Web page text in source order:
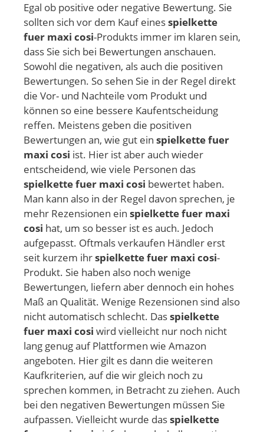
Egal ob positive oder negative Bewertung. Sie
sollten sich vor dem Kauf einesspielkette
fuer maxi cosi-Produkts immer im klaren sein,
dass Sie sich bei Bewertungen anschauen.
Sowohl die negativen, als auch die positiven
Bewertungen. So sehen Sie in der Regel direkt
die Vor- und Nachteile vom Produkt und
können so eine bessere Kaufentscheidung
reffen. Meistens geben die positiven
Bewertungen an, wie gut ein spielkette fuer
maxi cosi ist. Hier ist aber auch wieder
entscheidend, wie viele Personen das
spielkette fuer maxi cosi bewertet haben.
Man kann also in der Regel davon sprechen, je
mehr Rezensionen ein spielkette fuer maxi
cosi hat, um so besser ist es auch. Jedoch
aufgepasst. Oftmals verkaufen Händler erst
seit kurzem ihrspielkette fuer maxi cosi-
Produkt. Sie haben also noch wenige
Bewertungen, liefern aber dennoch ein hohes
Maß an Qualität. Wenige Rezensionen sind also
nicht automatisch schlecht. Dasspielkette
fuer maxi cosi wird vielleicht nur noch nicht
lang genug auf Plattformen wie Amazon
angeboten. Hier gilt es dann die weiteren
Kaufkriterien, auf die wir gleich noch zu
sprechen kommen, in Betracht zu ziehen. Auch
bei den negativen Bewertungen müssen Sie
aufpassen. Vielleicht wurde dasspielkette